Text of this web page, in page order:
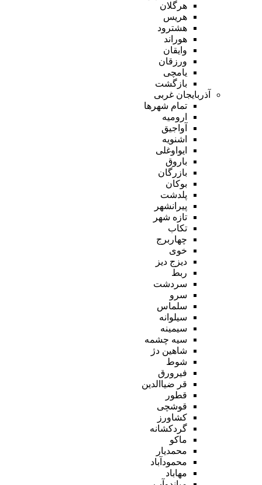
هرگلان
هریس
هشترود
هوراند
وایقان
ورزقان
یامچی
بازگشت
آذربایجان غربی
تمام شهر‌ها
ارومیه
آواجیق
اشنویه
ایواوغلی
باروق
بازرگان
بوکان
پلدشت
پیرانشهر
تازه شهر
تکاب
چهاربرج
خوی
دیزج دیز
ربط
سردشت
سرو
سلماس
سیلوانه
سیمینه
سیه چشمه
شاهین دژ
شوط
فیرورق
قر ضیاالدین
قطور
قوشچی
کشاورز
گردکشانه
ماکو
محمدیار
محمودآباد
مهاباد